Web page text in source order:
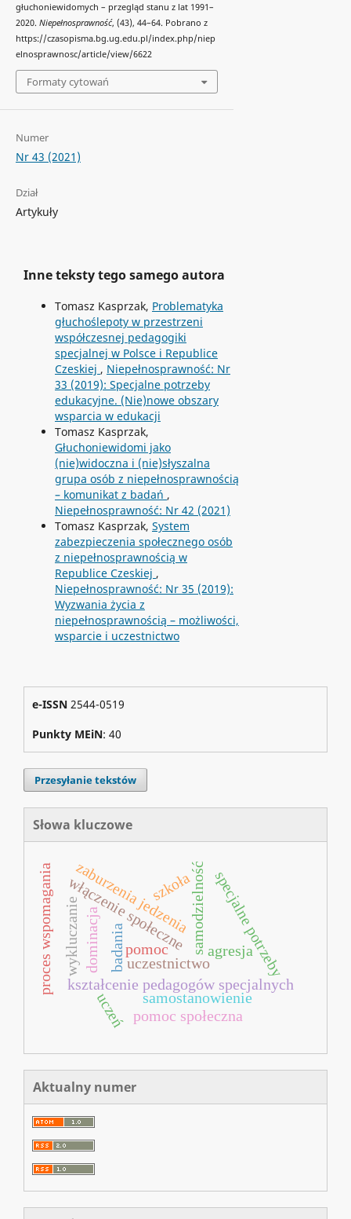
głuchoniewidomych – przegląd stanu z lat 1991–
2020. Niepełnosprawność, (43), 44–64. Pobrano z
https://czasopisma.bg.ug.edu.pl/index.php/niep
elnosprawnosc/article/view/6622
Formaty cytowań
Numer
Nr 43 (2021)
Dział
Artykuły
Inne teksty tego samego autora
Tomasz Kasprzak, Problematyka
głuchoślepoty w przestrzeni
współczesnej pedagogiki
specjalnej w Polsce i Republice
Czeskiej , Niepełnosprawność: Nr
33 (2019): Specjalne potrzeby
edukacyjne. (Nie)nowe obszary
wsparcia w edukacji
Tomasz Kasprzak,
Głuchoniewidomi jako
(nie)widoczna i (nie)słyszalna
grupa osób z niepełnosprawnością
– komunikat z badań ,
Niepełnosprawność: Nr 42 (2021)
Tomasz Kasprzak, System
zabezpieczenia społecznego osób
z niepełnosprawnością w
Republice Czeskiej ,
Niepełnosprawność: Nr 35 (2019):
Wyzwania życia z
niepełnosprawnością – możliwości,
wsparcie i uczestnictwo
e-ISSN 2544-0519
Punkty MEiN: 40
Przesyłanie tekstów
Słowa kluczowe
uczestnictwo
kształcenie pedagogów specjalnych
uczeń
samodzielność
proces wspomagania
samostanowienie
włączenie społeczne
badania specjalne potrzeby
pomoc społeczna
pomoc
zaburzenia jedzenia
dominacja
szkoła
wykluczanie agresja
Aktualny numer